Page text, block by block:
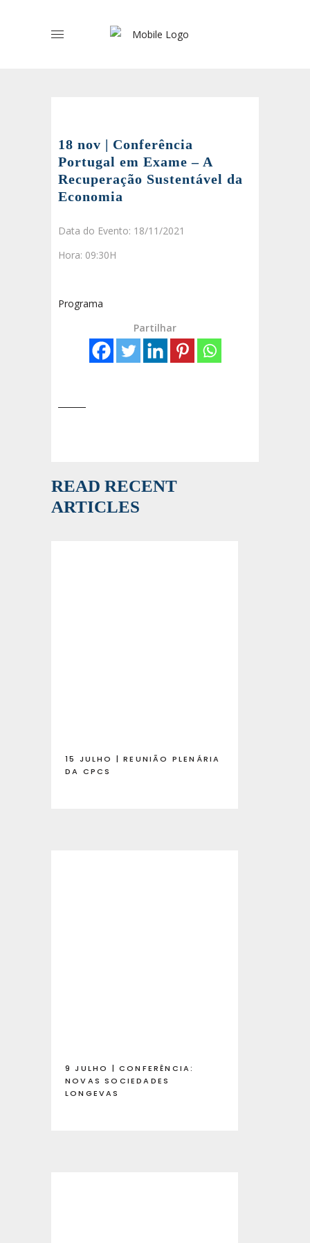
18 nov | Conferência
Portugal em Exame – A
Recuperação Sustentável da
Economia
Data do Evento: 18/11/2021
Hora: 09:30H
Programa
Partilhar
READ RECENT
ARTICLES
15 JULHO | REUNIÃO PLENÁRIA
DA CPCS
9 JULHO | CONFERÊNCIA:
NOVAS SOCIEDADES
LONGEVAS